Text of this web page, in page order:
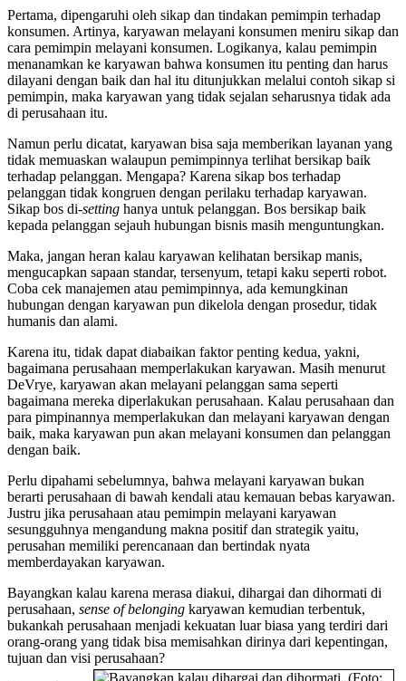
Pertama, dipengaruhi oleh sikap dan tindakan pemimpin terhadap
konsumen. Artinya, karyawan melayani konsumen meniru sikap dan
cara pemimpin melayani konsumen. Logikanya, kalau pemimpin
menanamkan ke karyawan bahwa konsumen itu penting dan harus
dilayani dengan baik dan hal itu ditunjukkan melalui contoh sikap si
pemimpin, maka karyawan yang tidak sejalan seharusnya tidak ada
di perusahaan itu.
Namun perlu dicatat, karyawan bisa saja memberikan layanan yang
tidak memuaskan walaupun pemimpinnya terlihat bersikap baik
terhadap pelanggan. Mengapa? Karena sikap bos terhadap
pelanggan tidak kongruen dengan perilaku terhadap karyawan.
Sikap bos di-setting hanya untuk pelanggan. Bos bersikap baik
kepada pelanggan sejauh hubungan bisnis masih menguntungkan.
Maka, jangan heran kalau karyawan kelihatan bersikap manis,
mengucapkan sapaan standar, tersenyum, tetapi kaku seperti robot.
Coba cek manajemen atau pemimpinnya, ada kemungkinan
hubungan dengan karyawan pun dikelola dengan prosedur, tidak
humanis dan alami.
Karena itu, tidak dapat diabaikan faktor penting kedua, yakni,
bagaimana perusahaan memperlakukan karyawan. Masih menurut
DeVrye, karyawan akan melayani pelanggan sama seperti
bagaimana mereka diperlakukan perusahaan. Kalau perusahaan dan
para pimpinannya memperlakukan dan melayani karyawan dengan
baik, maka karyawan pun akan melayani konsumen dan pelanggan
dengan baik.
Perlu dipahami sebelumnya, bahwa melayani karyawan bukan
berarti perusahaan di bawah kendali atau kemauan bebas karyawan.
Justru jika perusahaan atau pemimpin melayani karyawan
sesungguhnya mengandung makna positif dan strategik yaitu,
perusahan memiliki perencanaan dan bertindak nyata
memberdayakan karyawan.
Bayangkan kalau karena merasa diakui, dihargai dan dihormati di
perusahaan, sense of belonging karyawan kemudian terbentuk,
bukankah perusahaan menjadi kekuatan luar biasa yang terdiri dari
orang-orang yang tidak bisa memisahkan dirinya dari kepentingan,
tujuan dan visi perusahaan?